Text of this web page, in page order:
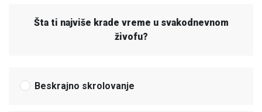
Šta ti najviše krade vreme u svakodnevnom
živofu?
Beskrajno skrolovanje